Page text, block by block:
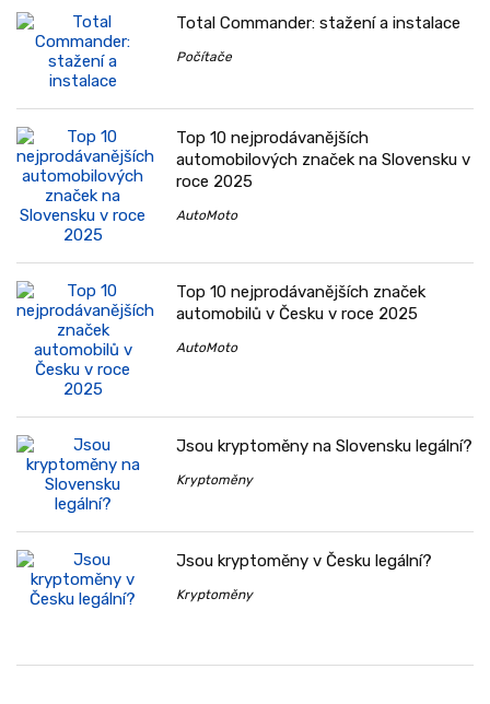
Total Commander: stažení a instalace
Počítače
Top 10 nejprodávanějších
automobilových značek na Slovensku v
roce 2025
AutoMoto
Top 10 nejprodávanějších značek
automobilů v Česku v roce 2025
AutoMoto
Jsou kryptoměny na Slovensku legální?
Kryptoměny
Jsou kryptoměny v Česku legální?
Kryptoměny